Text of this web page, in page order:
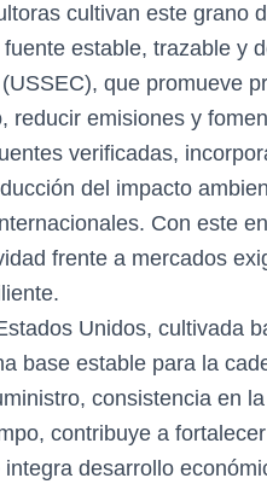
cultivan este grano
estable, trazable y
que promueve
reducir emisiones y
verificadas,
del impacto
Con este
frente a mercados
Unidos, cultivada
base estable para la
consistencia en
contribuye a
desarrollo